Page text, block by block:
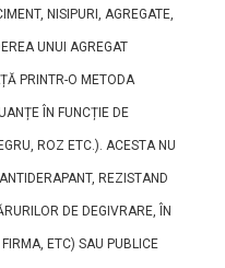
NISIPURI, AGREGATE,
UNUI AGREGAT
PRINTR-O METODA
ÎN FUNCȚIE DE
ROZ ETC.). ACESTA NU
REZISTAND
DE DEGIVRARE, ÎN
ETC) SAU PUBLICE